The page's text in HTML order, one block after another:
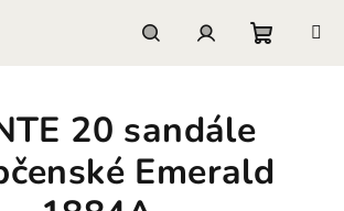
20 sandále
Emerald